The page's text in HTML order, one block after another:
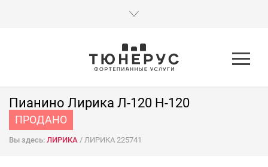
Пианино Лирика Л-120 H-120
ПРОДАНО
Вы здесь: ЛИРИКА / ЛИРИКА 225741